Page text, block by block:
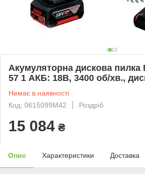
Акумуляторна дискова пилка
57 1 АКБ: 18В, 3400 об/хв.,
Немає в наявності
Код: 0615099M42
Роздріб
15 084 ₴
Опис Характеристики Доставка